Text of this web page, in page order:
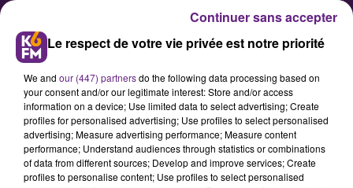
Travaux pour l’école, pistes
Le respect de votre vie privée est notre priorité
We and our (447) partnersdo the following data processing based on
your consent and/or our legitimate interest: Store and/or access
information on a device; Use limited data to select advertising; Create
profiles for personalised advertising; Use profiles to select personalised
advertising; Measure advertising performance; Measure content
performance; Understand audiences through statistics or combinations
of data from different sources; Develop and improve services; Create
profiles to personalise content; Use profiles to select personalised
Continuer sans accepter